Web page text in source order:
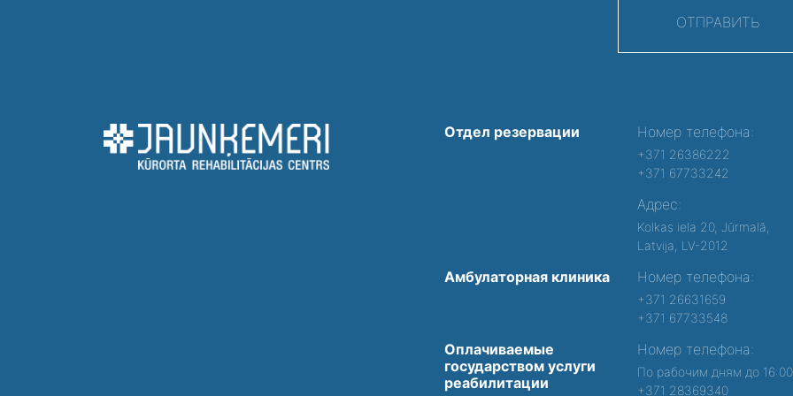
ОТПРАВИТЬ
Отдел резервации Номер телефона:
+371 26386222
+371 67733242
Адрес:
Kolkas iela 20, Jūrmalā,
Latvija, LV-2012
Амбулаторная клиника Номер телефона:
+371 26631659
+371 67733548
Оплачиваемые
государством услуги
реабилитации
Номер телефона:
По рабочим дням до 16:00
+371 28369340